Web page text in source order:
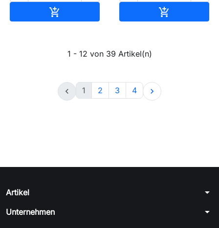
 
1 - 12 von 39 Artikel(n)
 1 2 3 4 
Artikel arrow_drop_down
Unternehmen arrow_drop_down